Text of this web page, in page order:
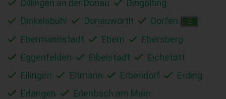
Dillingen an der Donau
Dingolfing
Dinkelsbühl
Donauwörth Dorfen E
Ebermannstadt Ebern
Ebersberg
Eggenfelden
Eibelstadt
Eichstätt
Ellingen
Eltmann Erbendorf
Erding
Erlangen
Erlenbach am Main